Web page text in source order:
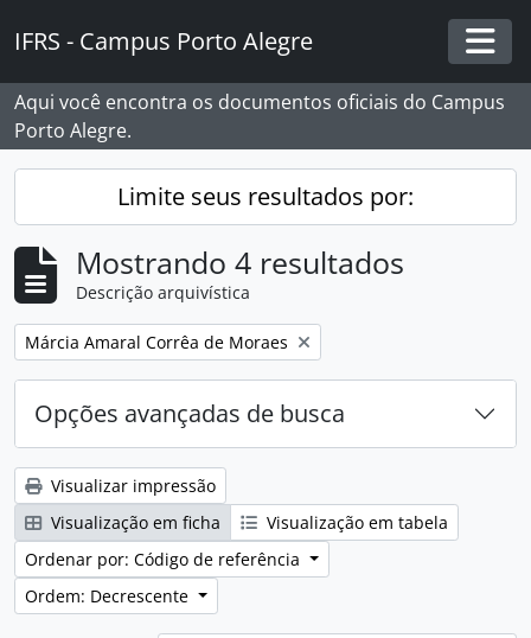
IFRS - Campus Porto Alegre
Aqui você encontra os documentos oficiais do Campus
Porto Alegre.
Limite seus resultados por:
Mostrando 4 resultados
Descrição arquivística
Remover filtro:
Márcia Amaral Corrêa de Moraes
Opções avançadas de busca
Visualizar impressão
Visualização em ficha
Visualização em tabela
Ordenar por: Código de referência
Ordem: Decrescente